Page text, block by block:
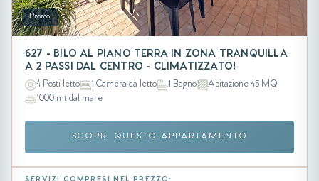
Promo
627 - BILO AL PIANO TERRA IN ZONA TRANQUILLA
A 2 PASSI DAL CENTRO - CLIMATIZZATO!
4 Posti letto 1 Camera da letto 1 Bagno
Abitazione 45 MQ
1000 mt dal mare
SCOPRI QUESTO APPARTAMENTO